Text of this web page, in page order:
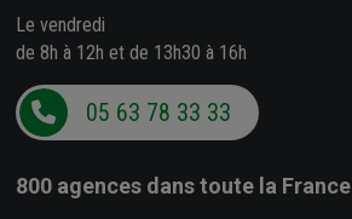
Le vendredi
de 8h à 12h et de 13h30 à 16h
05 63 78 33 33
800 agences dans toute la France